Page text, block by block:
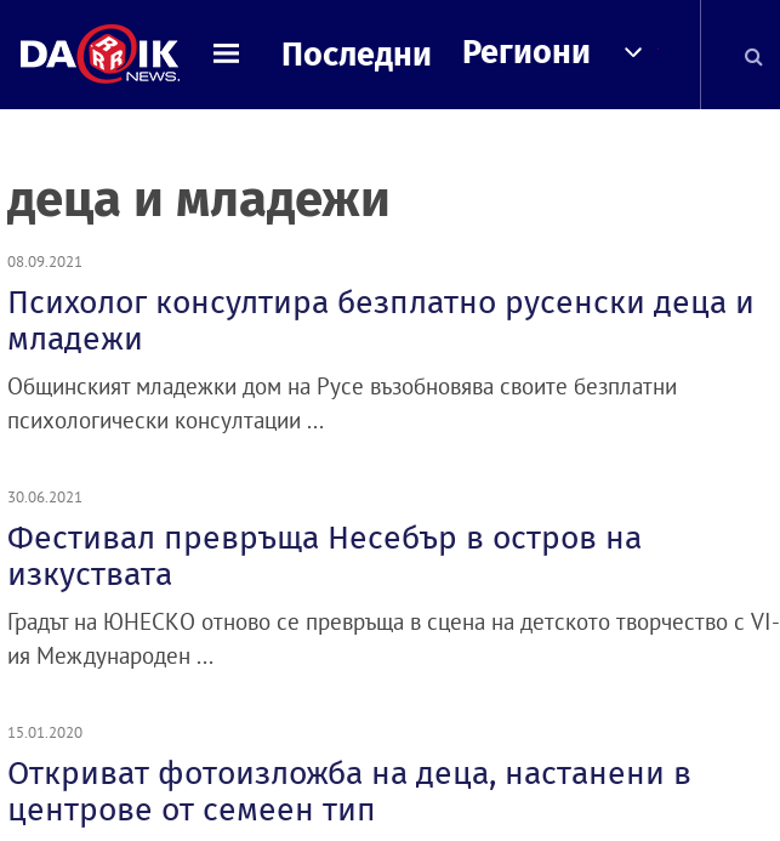
Последни Региони
деца и младежи
08.09.2021
Психолог консултира безплатно русенски деца и
младежи
Общинският младежки дом на Русе възобновява своите безплатни
психологически консултации ...
30.06.2021
Фестивал превръща Несебър в остров на
изкуствата
Градът на ЮНЕСКО отново се превръща в сцена на детското творчество с VI-
ия Международен ...
15.01.2020
Откриват фотоизложба на деца, настанени в
центрове от семеен тип